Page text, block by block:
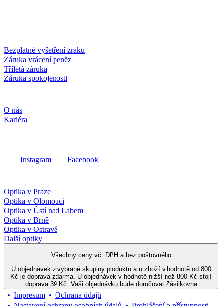
Bezplatné vyšetření zraku
Záruka vrácení peněz
Tříletá záruka
Záruka spokojenosti
O nás
Kariéra
Instagram Facebook
Optika v Praze
Optika v Olomouci
Optika v Ústí nad Labem
Optika v Brně
Optika v Ostravě
Další optiky
Všechny ceny vč. DPH a bez poštovného
U objednávek z vybrané skupiny produktů a u zboží v hodnotě od 800
Kč je doprava zdarma. U objednávek v hodnotě nižší než 800 Kč stojí
doprava 39 Kč. Vaši objednávku bude doručovat Zásilkovna
Impresum
Ochrana údajů